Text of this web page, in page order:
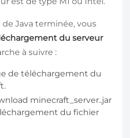
de Java terminée, vous
du serveur
à suivre :
de téléchargement du
minecraft_server..jar
du fichier